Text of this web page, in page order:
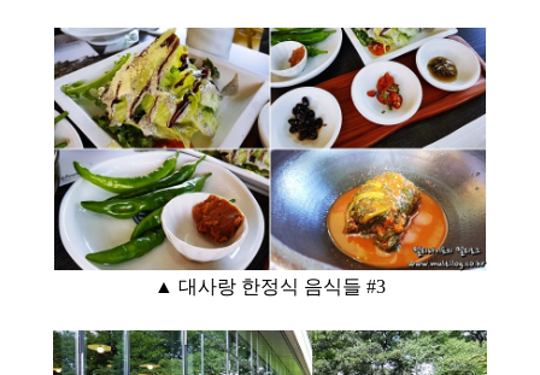
▲ 대사랑 한정식 음식들 #3